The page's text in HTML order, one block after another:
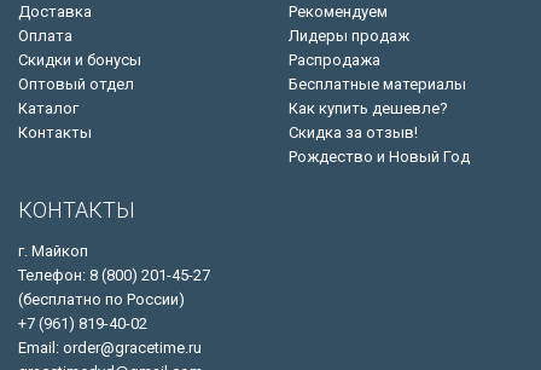
Доставка
Оплата
Скидки и бонусы
Оптовый отдел
Каталог
Контакты
Рекомендуем
Лидеры продаж
Распродажа
Бесплатные материалы
Как купить дешевле?
Скидка за отзыв!
Рождество и Новый Год
КОНТАКТЫ
г. Майкоп
Телефон: 8 (800) 201-45-27
(бесплатно по России)
+7 (961) 819-40-02
Email: order@gracetime.ru